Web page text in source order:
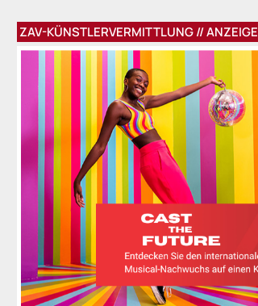
ZAV-KÜNSTLERVERMITTLUNG // ANZEIGE